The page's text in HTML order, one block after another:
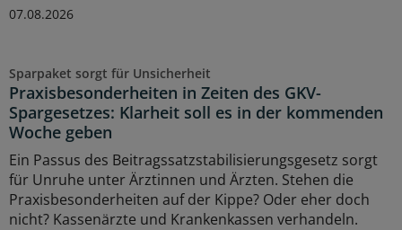
07.08.2026
Sparpaket sorgt für Unsicherheit
Praxisbesonderheiten in Zeiten des GKV-
Spargesetzes: Klarheit soll es in der kommenden
Woche geben
Ein Passus des Beitragssatzstabilisierungsgesetz sorgt
für Unruhe unter Ärztinnen und Ärzten. Stehen die
Praxisbesonderheiten auf der Kippe? Oder eher doch
nicht? Kassenärzte und Krankenkassen verhandeln.